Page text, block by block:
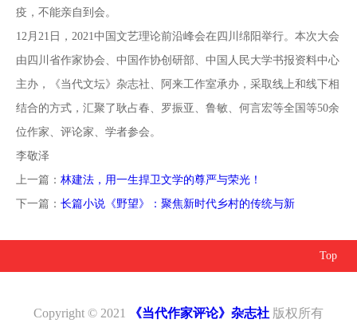
疫，不能亲自到会。
12月21日，2021中国文艺理论前沿峰会在四川绵阳举行。本次大会
由四川省作家协会、中国作协创研部、中国人民大学书报资料中心
主办，《当代文坛》杂志社、阿来工作室承办，采取线上和线下相
结合的方式，汇聚了耿占春、罗振亚、鲁敏、何言宏等全国等50余
位作家、评论家、学者参会。
李敬泽
上一篇： 林建法，用一生捍卫文学的尊严与荣光！
下一篇： 长篇小说《野望》：聚焦新时代乡村的传统与新
Top
Copyright © 2021 《当代作家评论》杂志社 版权所有